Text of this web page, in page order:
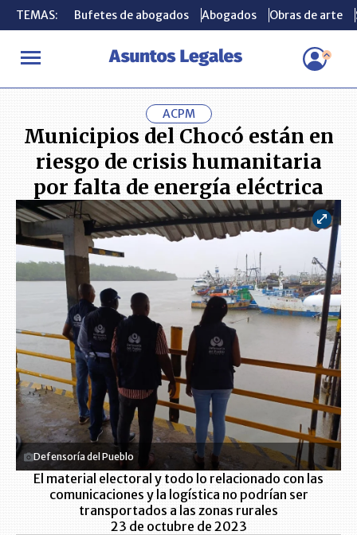
TEMAS: Bufetes de abogados Abogados Obras de arte
INICIO ACTUALIDAD Municipios del Chocó están en riesgo de
TEMAS: Bufetes de abogados Abogados Obras de arte
ACPM
Municipios del Chocó están en
riesgo de crisis humanitaria
por falta de energía eléctrica
Defensoría del Pueblo
El material electoral y todo lo relacionado con las
comunicaciones y la logística no podrían ser
transportados a las zonas rurales
23 de octubre de 2023